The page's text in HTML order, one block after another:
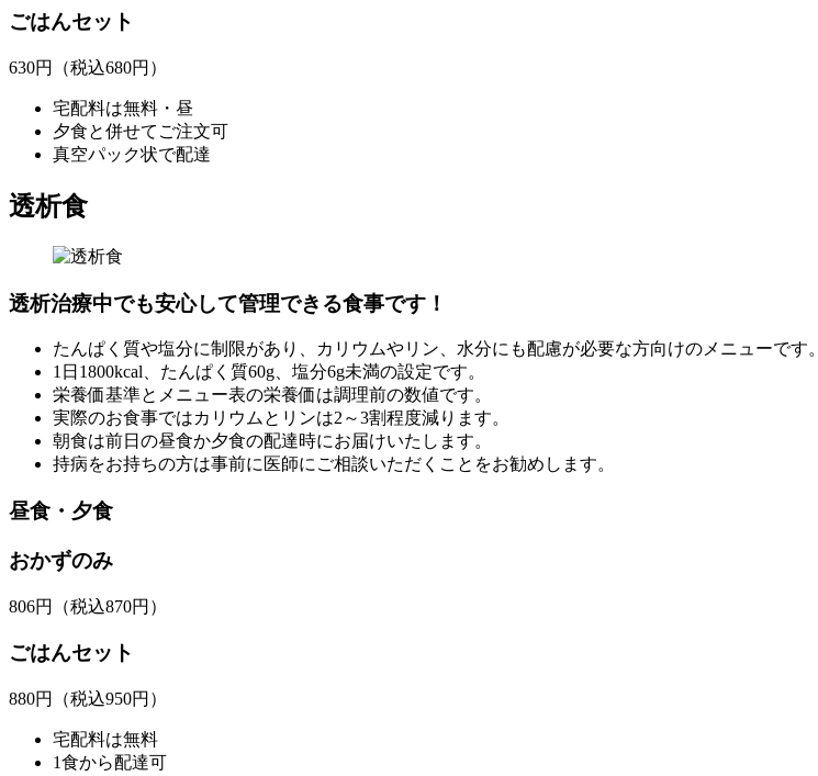
ごはんセット
630円 （税込680円）
宅配料は無料・昼
夕食と併せてご注文可
真空パック状で配達
透析食
透析治療中でも安心して管理できる食事です！
たんぱく質や塩分に制限があり、カリウムやリン、水分にも配慮が必要な方向けのメニューです。
1日1800kcal、たんぱく質60g、塩分6g未満の設定です。
栄養価基準とメニュー表の栄養価は調理前の数値です。
実際のお食事ではカリウムとリンは2～3割程度減ります。
朝食は前日の昼食か夕食の配達時にお届けいたします。
持病をお持ちの方は事前に医師にご相談いただくことをお勧めします。
昼食・夕食
おかずのみ
806円 （税込870円）
ごはんセット
880円 （税込950円）
宅配料は無料
1食から配達可